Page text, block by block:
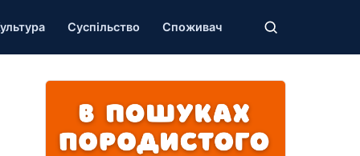
Суспільство Споживач